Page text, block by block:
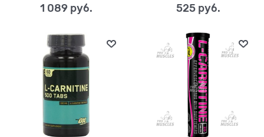
1 089 руб. 525 руб.